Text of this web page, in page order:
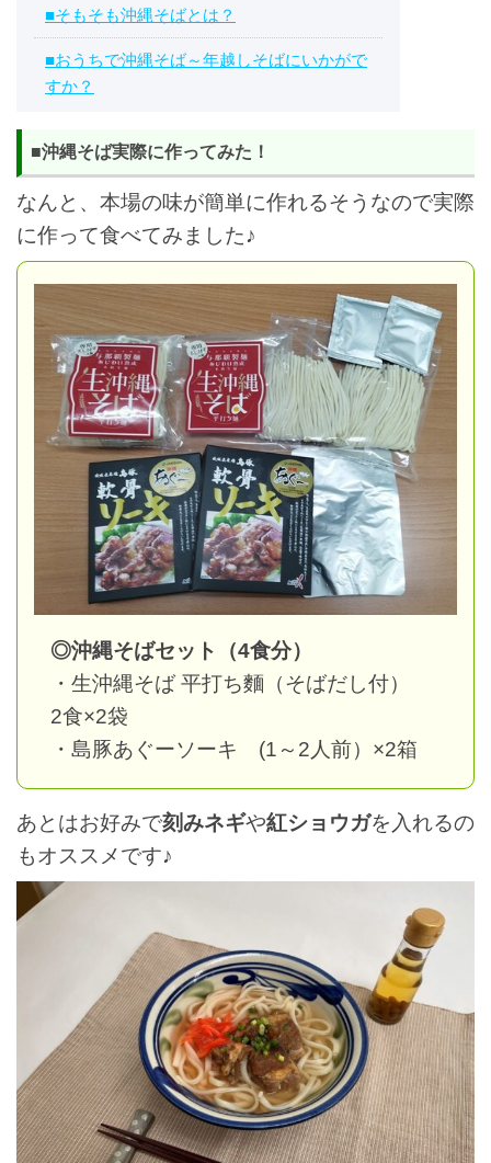
■そもそも沖縄そばとは？
■おうちで沖縄そば～年越しそばにいかがで
すか？
■沖縄そば実際に作ってみた！
なんと、本場の味が簡単に作れるそうなので実際
に作って食べてみました♪
◎沖縄そばセット（4食分）
・生沖縄そば 平打ち麵（そばだし付）
2食×2袋
・島豚あぐーソーキ (1～2人前）×2箱
あとはお好みで刻みネギや紅ショウガを入れるの
もオススメです♪